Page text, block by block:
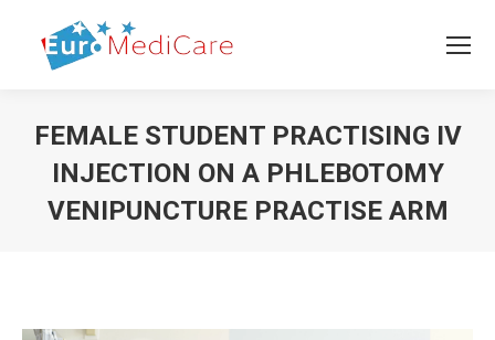
FEMALE STUDENT PRACTISING IV
INJECTION ON A PHLEBOTOMY
VENIPUNCTURE PRACTISE ARM